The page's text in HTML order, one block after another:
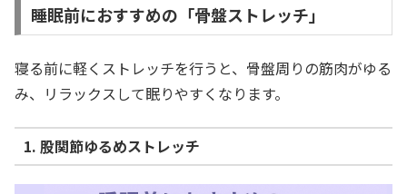
睡眠前におすすめの「骨盤ストレッチ」
寝る前に軽くストレッチを行うと、骨盤周りの筋肉がゆる
み、リラックスして眠りやすくなります。
1. 股関節ゆるめストレッチ